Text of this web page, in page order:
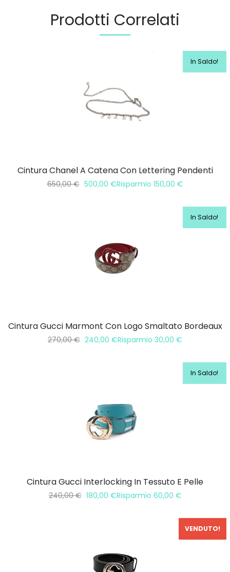
Prodotti Correlati
In Saldo!
Cintura Chanel A Catena Con Lettering Pendenti
650,00€ 500,00 €Risparmio 150,00 €
In Saldo!
Cintura Gucci Marmont Con Logo Smaltato Bordeaux
270,00€ 240,00 €Risparmio 30,00 €
In Saldo!
Cintura Gucci Interlocking In Tessuto E Pelle
240,00€ 180,00 €Risparmio 60,00 €
VENDUTO!